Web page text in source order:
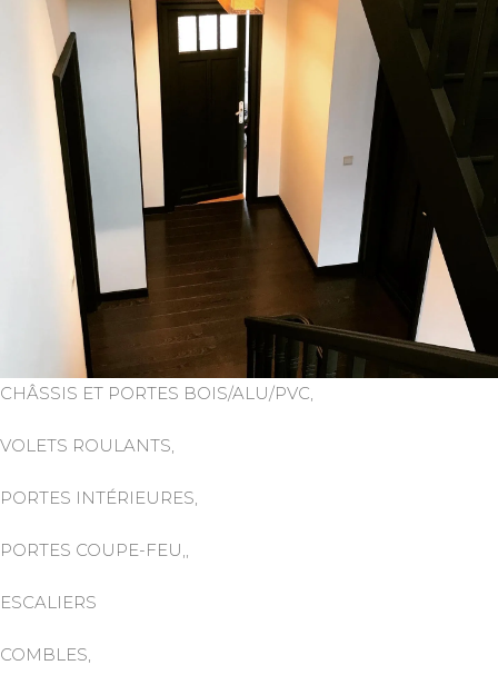
CHÂSSIS ET PORTES BOIS/ALU/PVC,
VOLETS ROULANTS,
PORTES INTÉRIEURES,
PORTES COUPE-FEU,,
ESCALIERS
COMBLES,